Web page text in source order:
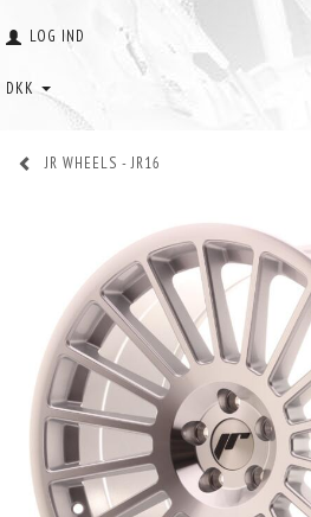
LOG IND
DKK
JR WHEELS - JR16